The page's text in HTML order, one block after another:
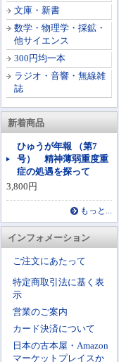
文庫・新書
数学・物理学・採鉱・
他サイエンス
300円均一本
ラジオ・音響・無線雑
誌
新着商品
ひゅうが年報 （第7
号） 精神薄弱重度重
症の処遇を探って
3,800円
もっと...
インフォメーション
ご注文にあたって
特定商取引法に基く表
示
営業のご案内
カード決済について
日本の古本屋・Amazon
マーケットプレイスか